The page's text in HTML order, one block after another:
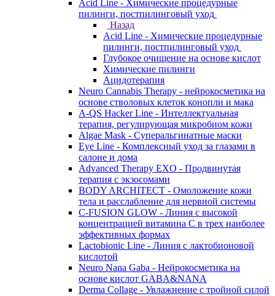
Acid Line - Химические процедурные
пилинги, постпилинговый уход
Назад
Acid Line - Химические процедурные
пилинги, постпилинговый уход
Глубокое очищение на основе кислот
Химические пилинги
Ацидотерапия
Neuro Cannabis Therapy - нейрокосметика на
основе стволовых клеток конопли и мака
A-QS Hacker Line - Интеллектуальная
терапия, регулирующая микробиом кожи
Algae Mask - Суперальгинатные маски
Eye Line - Комплексный уход за глазами в
салоне и дома
Advanced Therapy EXO - Продвинутая
терапия с экзосомами
BODY ARCHITECT - Омоложение кожи
тела и расслабление для нервной системы
C-FUSION GLOW - Линия с высокой
концентрацией витамина C в трех наиболее
эффективных формах
Lactobionic Line - Линия с лактобионовой
кислотой
Neuro Nana Gaba - Нейрокосметика на
основе кислот GABA&NANA
Derma Collage - Увлажнение с тройной силой